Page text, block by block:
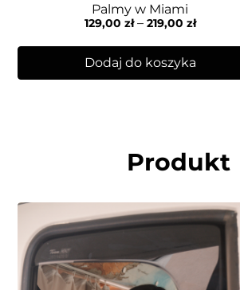
Palmy w Miami
129,00 zł– 219,00 zł
Dodaj do koszyka
Produkt